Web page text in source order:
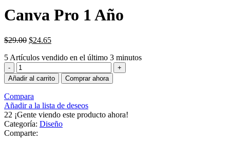
Canva Pro 1 Año
$29.00 $24.65
5 Artículos vendido en el último 3 minutos
Canva
Pro
1
Año
cantidad
Añadir al carrito Comprar ahora
Compara
Añadir a la lista de deseos
22 ¡Gente viendo este producto ahora!
Categoría: Diseño
Comparte: